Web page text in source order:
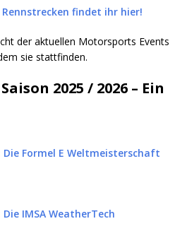
findet ihr hier!
der aktuellen Motorsports Events
sie stattfinden.
2025 / 2026 – Ein
Die Formel E Weltmeisterschaft
Die IMSA WeatherTech